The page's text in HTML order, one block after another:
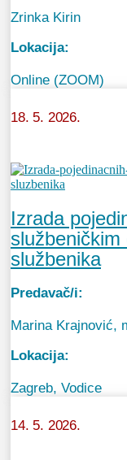
Zrinka Kirin
Lokacija:
Online (ZOOM)
18. 5. 2026.
Izrada
službeničkim
službenika
Predavač/i:
Marina Krajnović,
Lokacija:
Zagreb, Vodice
14. 5. 2026.